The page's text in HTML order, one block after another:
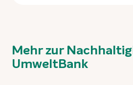
Mehr zur
UmweltBank